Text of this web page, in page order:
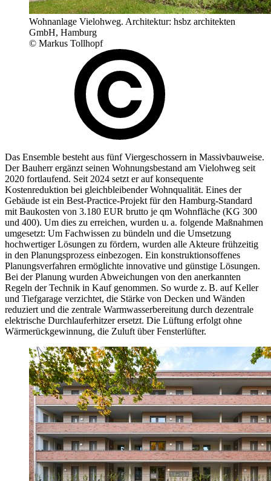
Wohnanlage Vielohweg. Architektur: hsbz architekten
GmbH, Hamburg
© Markus Tollhopf
Das Ensemble besteht aus fünf Viergeschossern in Massivbauweise.
Der Bauherr ergänzt seinen Wohnungsbestand am Vielohweg seit
2020 fortlaufend. Seit 2024 setzt er auf konsequente
Kostenreduktion bei gleichbleibender Wohnqualität. Eines der
Gebäude ist ein Best-Practice-Projekt für den Hamburg-Standard
mit Baukosten von 3.180 EUR brutto je qm Wohnfläche (KG 300
und 400). Um dies zu erreichen, wurden u. a. folgende Maßnahmen
umgesetzt: Um Fachwissen zu bündeln und die Umsetzung
hochwertiger Lösungen zu fördern, wurden alle Akteure frühzeitig
in den Planungsprozess einbezogen. Ein konstruktionsoffenes
Planungsverfahren ermöglichte innovative und günstige Lösungen.
Bei der Planung wurden Abweichungen von den anerkannten
Regeln der Technik in Kauf genommen. So wurde z. B. auf Keller
und Tiefgarage verzichtet, die Stärke von Decken und Wänden
reduziert und die zentrale Warmwasserbereitung durch dezentrale
elek​trische Durchlauferhitzer ersetzt. Die Lüftung erfolgt ohne
Wärmerückgewinnung, die Zuluft über Fensterlüfter.